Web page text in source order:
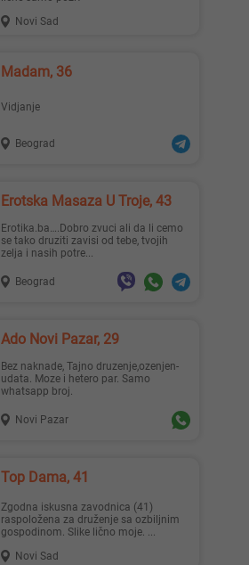
Novi Sad
Madam, 36
Vidjanje
Beograd
Erotska Masaza U Troje, 43
Erotika.ba….Dobro zvuci ali da li cemo
se tako druziti zavisi od tebe, tvojih
zelja i nasih potre...
Beograd
Ado Novi Pazar, 29
Bez naknade, Tajno druzenje,ozenjen-
udata. Moze i hetero par. Samo
whatsapp broj.
Novi Pazar
Top Dama, 41
Zgodna iskusna zavodnica (41)
raspoložena za druženje sa ozbiljnim
gospodinom. Slike lično moje. ...
Novi Sad